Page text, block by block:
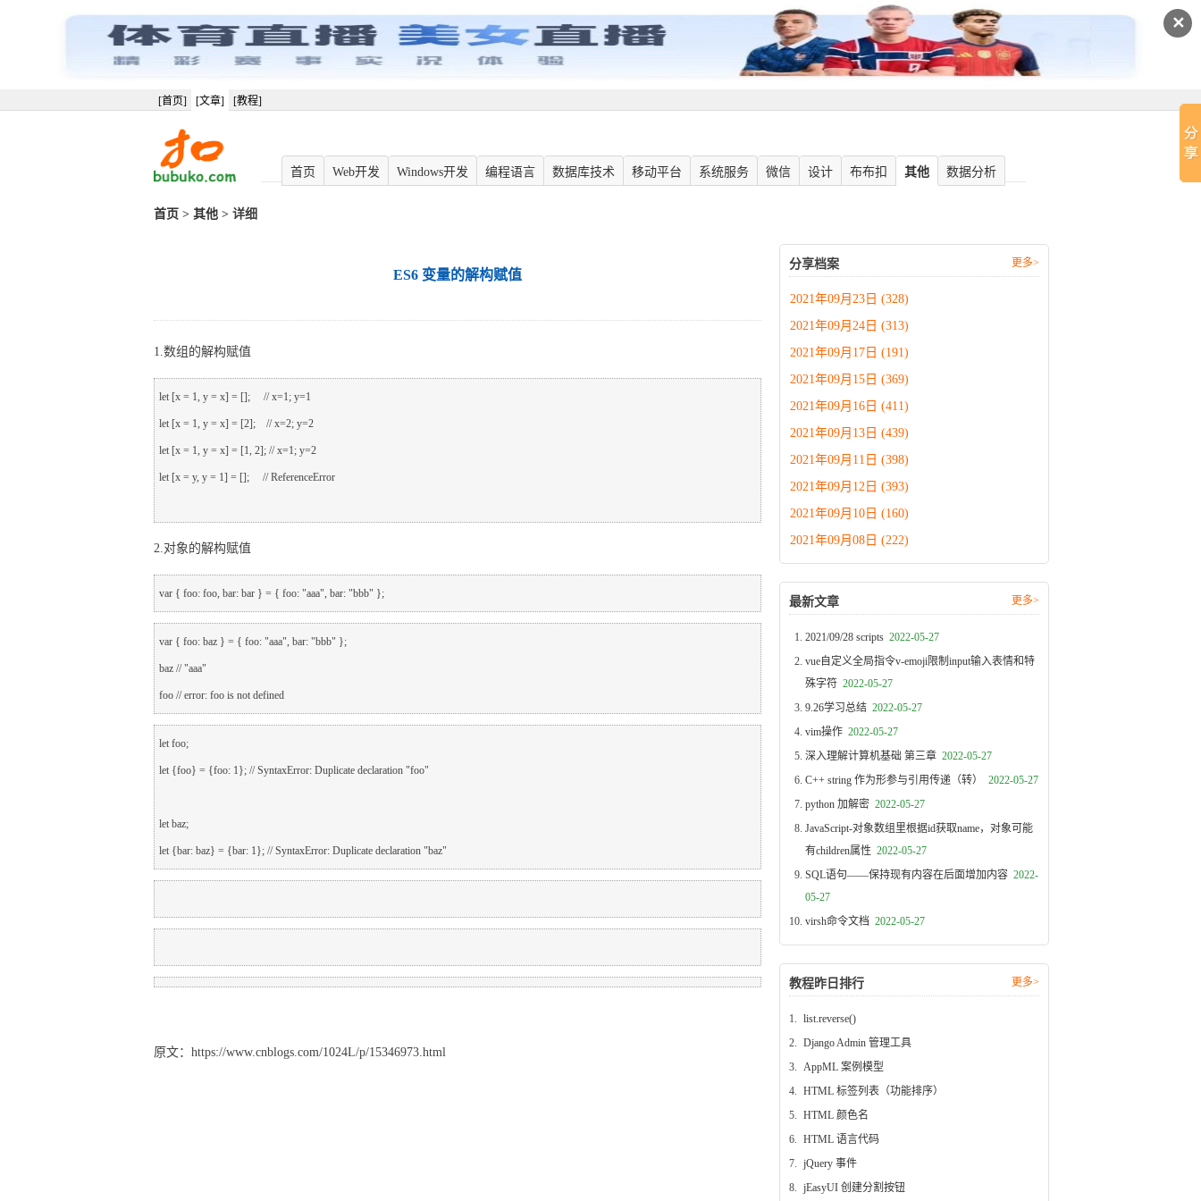
✕
[首页] [文章] [教程]
首页 Web开发 Windows开发 编程语言 数据库技术 移动平台 系统服务 微信 设计 布布扣 其他 数据分析
首页 > 其他 > 详细
ES6 变量的解构赋值
1.数组的解构赋值
let [x = 1, y = x] = [];
let [x = 1, y = x] = [2];
let [x = 1, y = x] = [1, 2];
let [x = y, y = 1] = []; // ReferenceError
2.对象的解构赋值
var { foo: foo, bar: bar } = { foo: "aaa", bar: "bbb" };
var { foo: baz } = { foo: "aaa", bar: "bbb" };
baz // "aaa"
foo // error: foo is not defined
let {foo} = {foo: 1}; // SyntaxError: Duplicate declaration "foo"
let {bar: baz} = {bar: 1}; // SyntaxError: Duplicate declaration "baz"
原文：https://www.cnblogs.com/1024L/p/15346973.html
分享档案 更多>
2021年09月23日 (328)
2021年09月24日 (313)
2021年09月17日 (191)
2021年09月15日 (369)
2021年09月16日 (411)
2021年09月13日 (439)
2021年09月11日 (398)
2021年09月12日 (393)
2021年09月10日 (160)
2021年09月08日 (222)
最新文章 更多>
2021/09/28 scripts 2022-05-27
vue自定义全局指令v-emoji限制input输入表情和特
殊字符 2022-05-27
9.26学习总结 2022-05-27
vim操作 2022-05-27
深入理解计算机基础 第三章 2022-05-27
C++ string 作为形参与引用传递（转） 2022-05-27
python 加解密 2022-05-27
JavaScript-对象数组里根据id获取name，对象可能
有children属性 2022-05-27
SQL语句——保持现有内容在后面增加内容 2022-
05-27
virsh命令文档 2022-05-27
教程昨日排行 更多>
1. list.reverse()
2. Django Admin 管理工具
3. AppML 案例模型
4. HTML 标签列表（功能排序）
5. HTML 颜色名
6. HTML 语言代码
7. jQuery 事件
8. jEasyUI 创建分割按钮